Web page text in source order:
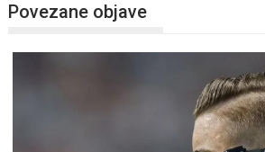
Povezane objave